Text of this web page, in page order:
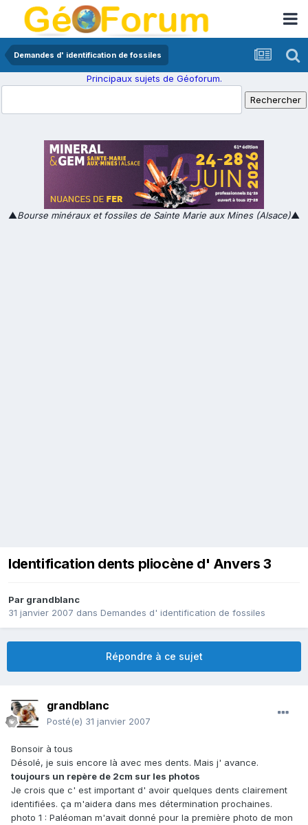
Demandes d' identification de fossiles
Principaux sujets de Géoforum.
▲Bourse minéraux et fossiles de Sainte Marie aux Mines (Alsace)▲
Identification dents pliocène d' Anvers 3
Par grandblanc
31 janvier 2007 dans Demandes d' identification de fossiles
Répondre à ce sujet
grandblanc
Posté(e) 31 janvier 2007
Bonsoir à tous
Désolé, je suis encore là avec mes dents. Mais j' avance.
toujours un repère de 2cm sur les photos
Je crois que c' est important d' avoir quelques dents clairement
identifiées. ça m'aidera dans mes détermination prochaines.
photo 1 : Paléoman m'avait donné pour la première photo de mon